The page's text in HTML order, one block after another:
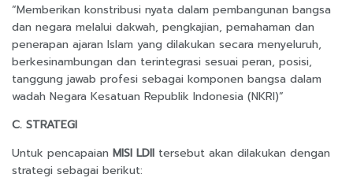
“Memberikan konstribusi nyata dalam pembangunan bangsa
dan negara melalui dakwah, pengkajian, pemahaman dan
penerapan ajaran Islam yang dilakukan secara menyeluruh,
berkesinambungan dan terintegrasi sesuai peran, posisi,
tanggung jawab profesi sebagai komponen bangsa dalam
wadah Negara Kesatuan Republik Indonesia (NKRI)”
C. STRATEGI
Untuk pencapaian MISI LDII tersebut akan dilakukan dengan
strategi sebagai berikut: